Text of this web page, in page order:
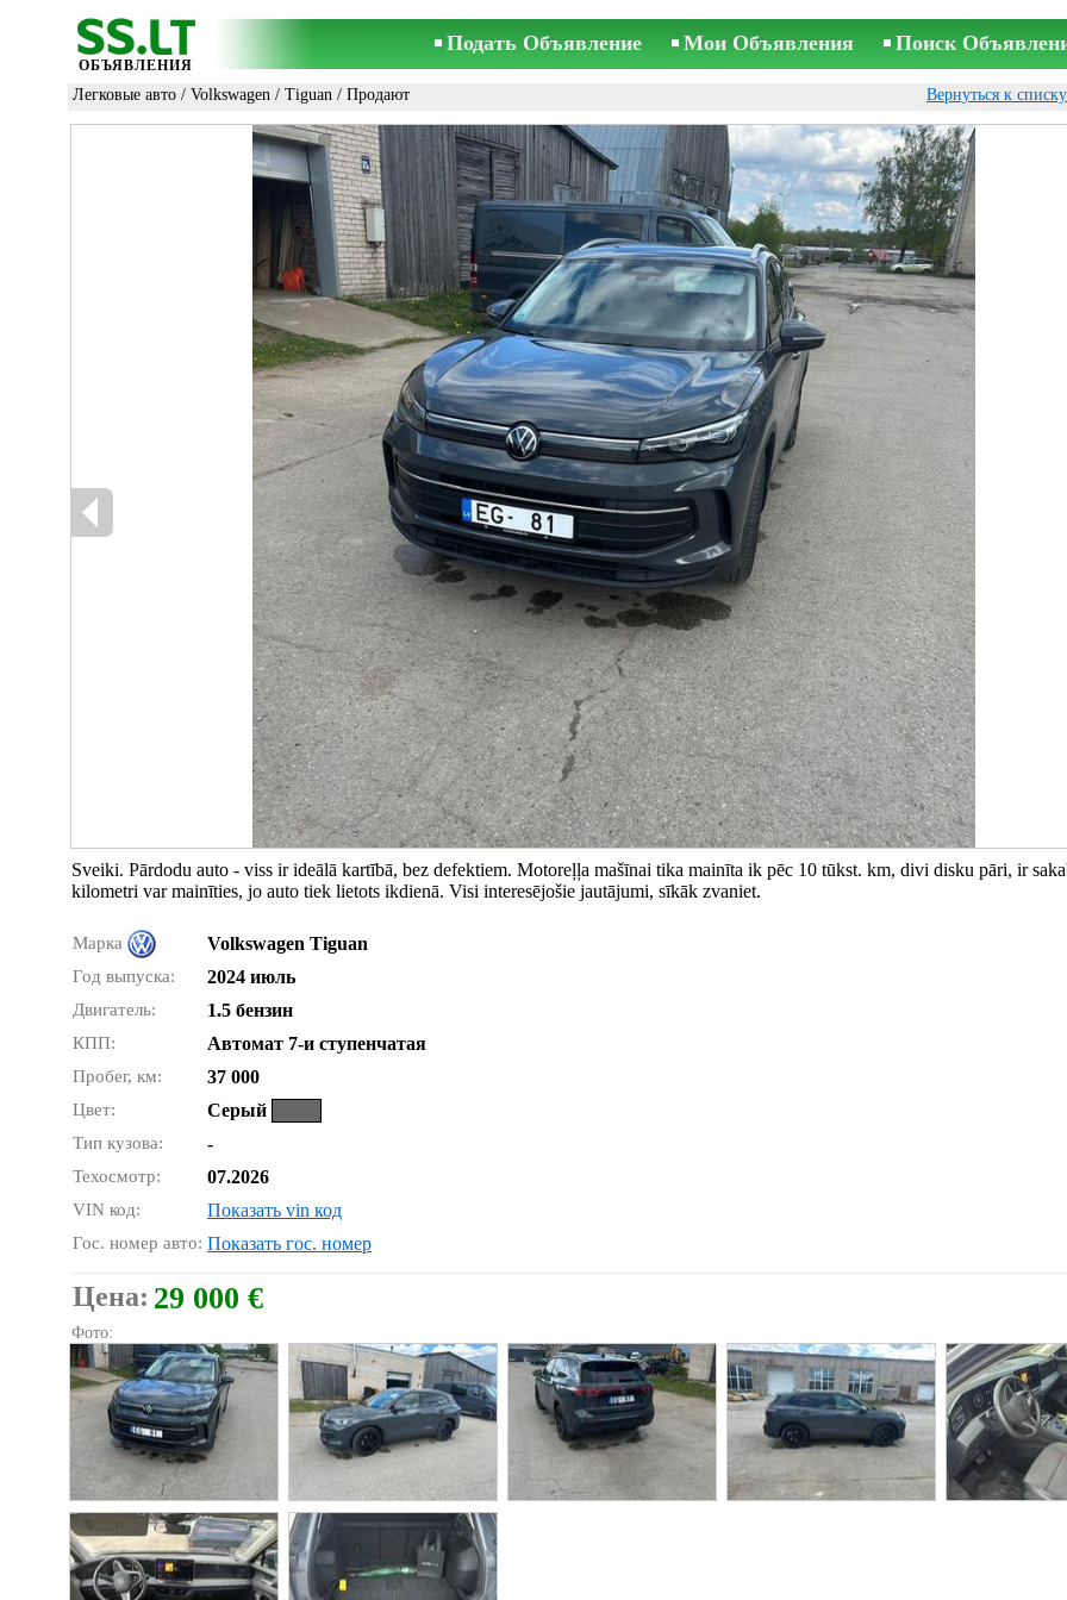
ОБЪЯВЛЕНИЯ
Подать Объявление Мои Объявления Поиск
Легковые авто / Volkswagen / Tiguan / Продают Вернуться к
Sveiki. Pārdodu auto - viss ir ideālā kartībā, bez defektiem. Motoreļļa mašīnai tika mainīta ik pēc 10 tūkst. km, divi disku pāri, ir
kilometri var mainīties, jo auto tiek lietots ikdienā. Visi interesējošie jautājumi, sīkāk zvaniet.
Марка Volkswagen Tiguan
Год выпуска: 2024 июль
Двигатель: 1.5 бензин
КПП: Автомат 7-и ступенчатая
Пробег, км: 37 000
Цвет: Серый
Тип кузова: -
Техосмотр: 07.2026
VIN код: Показать vin код
Гос. номер авто: Показать гос. номер
Цена: 29 000 €
Фото: